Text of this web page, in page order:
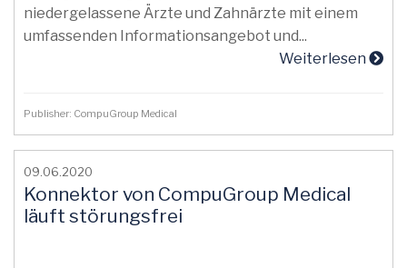
niedergelassene Ärzte und Zahnärzte mit einem
umfassenden Informationsangebot und...
Weiterlesen
Publisher: CompuGroup Medical
09.06.2020
Konnektor von CompuGroup Medical
läuft störungsfrei